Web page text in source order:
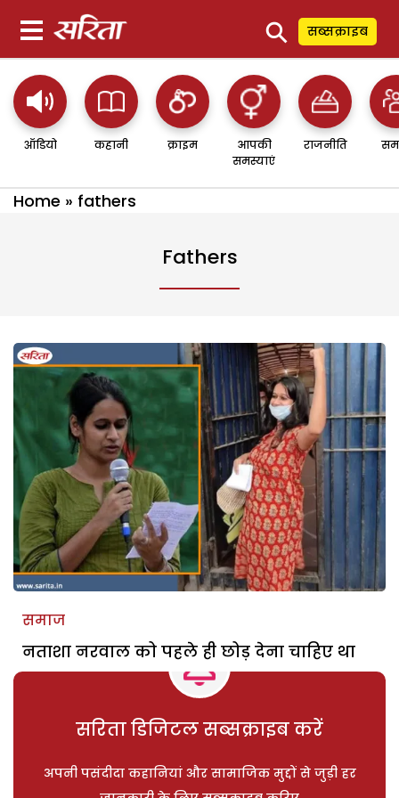
⚲ सब्सक्राइब
ऑडियो कहानी क्राइम
आपकी
समस्याएं
राजनीति
Home » fathers
Fathers
समाज
नताशा नरवाल को पहले ही छोड़ देना चाहिए था
सरिता डिजिटल सब्सक्राइब करें
अपनी पसंदीदा कहानियां और सामाजिक मुद्दों से जुड़ी हर